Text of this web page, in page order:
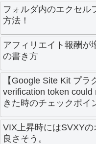
フォルダ内のエクセル
方法！
アフィリエイト報酬が
の書き方
【Google Site Kit プ
verification token could
きた時のチェックポイ
VIX上昇時にはSVXY
良さそう。